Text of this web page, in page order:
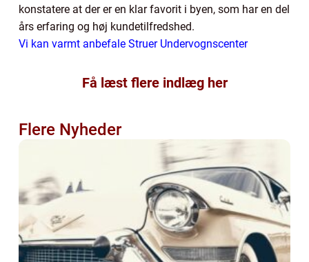
konstatere at der er en klar favorit i byen, som har en del
års erfaring og høj kundetilfredshed.
Vi kan varmt anbefale Struer Undervognscenter
Få læst flere indlæg her
Flere Nyheder